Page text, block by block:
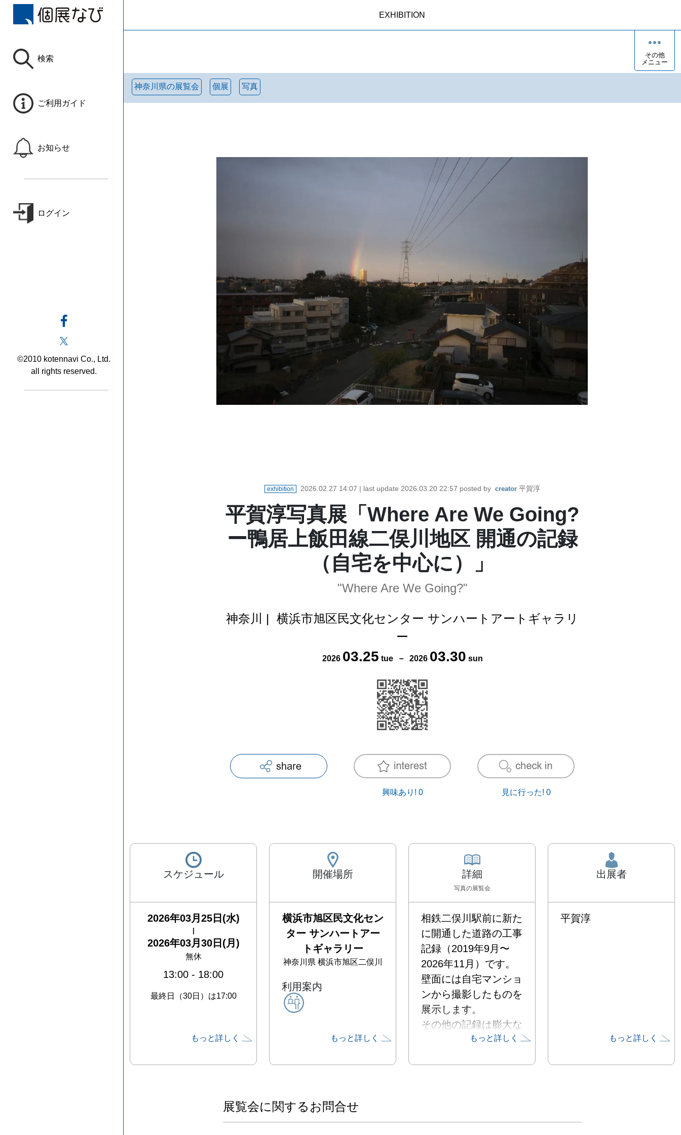
検索
ご利用ガイド
お知らせ
ログイン
©2010 kotennavi Co., Ltd.
all rights reserved.
EXHIBITION
その他
メニュー
神奈川県の展覧会 個展 写真
exhibition 2026.02.27 14:07 | last update 2026.03.20 22:57 posted by creator 平賀淳
平賀淳写真展「Where Are We Going?
ー鴨居上飯田線二俣川地区 開通の記録
（自宅を中心に）」
"Where Are We Going?"
神奈川 | 横浜市旭区民文化センター サンハートアートギャラリ
ー
2026 03.25 tue－ 2026 03.30 sun
興味あり! 0 見に行った! 0
スケジュール
2026年03月25日(水)
2026年03月30日(月)
無休
13:00 - 18:00
最終日（30日）は17:00
もっと詳しく
開催場所
横浜市旭区民文化セン
ター サンハートアー
トギャラリー
神奈川県 横浜市旭区二俣川
利用案内
もっと詳しく
詳細
写真の展覧会
相鉄二俣川駅前に新た
に開通した道路の工事
記録（2019年9月〜
2026年11月）です。
壁面には自宅マンショ
ンから撮影したものを
展示します。
その他の記録は膨大な
数になるため、ファイ
もっと詳しく
出展者
平賀淳
もっと詳しく
展覧会に関するお問合せ